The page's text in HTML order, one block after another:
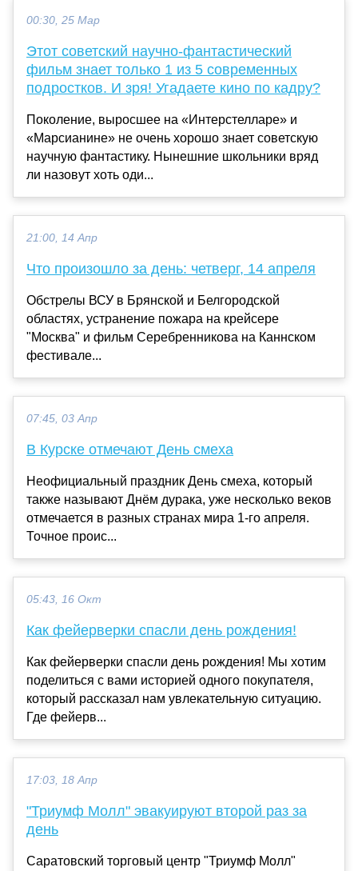
00:30, 25 Мар
Этот советский научно-фантастический
фильм знает только 1 из 5 современных
подростков. И зря! Угадаете кино по кадру?
Поколение, выросшее на «Интерстелларе» и
«Марсианине» не очень хорошо знает советскую
научную фантастику. Нынешние школьники вряд
ли назовут хоть оди...
21:00, 14 Апр
Что произошло за день: четверг, 14 апреля
Обстрелы ВСУ в Брянской и Белгородской
областях, устранение пожара на крейсере
"Москва" и фильм Серебренникова на Каннском
фестивале...
07:45, 03 Апр
В Курске отмечают День смеха
Неофициальный праздник День смеха, который
также называют Днём дурака, уже несколько веков
отмечается в разных странах мира 1-го апреля.
Точное проис...
05:43, 16 Окт
Как фейерверки спасли день рождения!
Как фейерверки спасли день рождения! Мы хотим
поделиться с вами историей одного покупателя,
который рассказал нам увлекательную ситуацию.
Где фейерв...
17:03, 18 Апр
"Триумф Молл" эвакуируют второй раз за
день
Саратовский торговый центр "Триумф Молл"